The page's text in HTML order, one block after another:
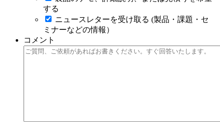
する
ニュースレターを受け取る (製品・課題・セ
ミナーなどの情報）
コメント